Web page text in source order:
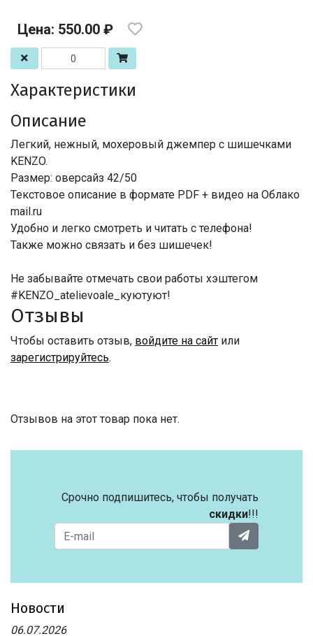
Цена: 550.00 ₽
Характеристики
Описание
Легкий, нежный, мохеровый джемпер с шишечками
KENZO.
Размер: оверсайз 42/50
Текстовое описание в формате PDF + видео на Облако
mail.ru
Удобно и легко смотреть и читать с телефона!
Также можно связать и без шишечек!
Не забывайте отмечать свои работы хэштегом
#KENZO_atelievoale_куютуют!
Отзывы
Чтобы оставить отзыв, войдите на сайт или
зарегистрируйтесь.
Отзывов на этот товар пока нет.
Срочно подпишитесь, чтобы получать
скидки!!!
Новости
06.07.2026